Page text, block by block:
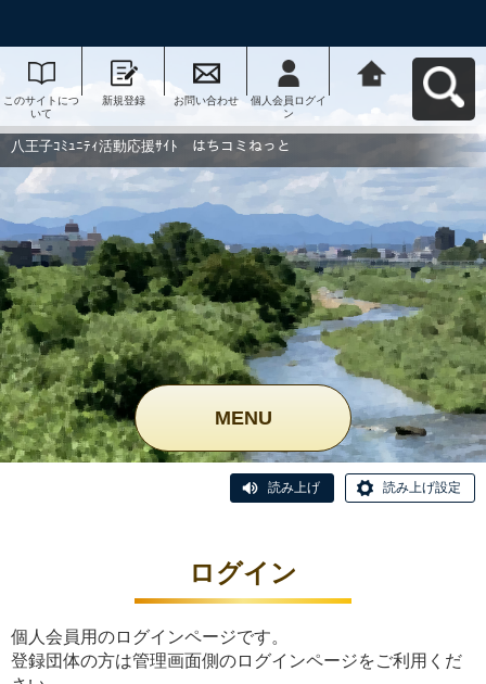
このサイトにつ
いて
新規登録 お問い合わせ
個人会員ログイ
ン
動応援ｻｲﾄ はち
コミねっとへ戻
八王子ｺﾐｭﾆﾃｨ活動応援ｻｲﾄ はちコミねっと
MENU
読み上げ 読み上げ設定
ログイン
個人会員用のログインページです。
登録団体の方は管理画面側のログインページをご利用くだ